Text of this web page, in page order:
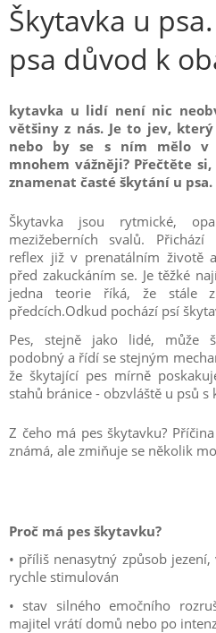
Škytavka u
psa důvod k
kytavka u lidí není nic
většiny z nás. Je to jev,
nebo by se s ním mělo v
mnohem vážněji? Přečtěte
znamenat časté škytání u psa.
Škytavka jsou rytmické,
mezižeberních svalů.
reflex již v prenatálním životě
před zakuckáním se. Je těžké
jedna teorie říká, že stále
předcích.Odkud pochází psí
Pes, stejně jako lidé, může
podobný a řídí se stejným
že škytající pes mírně
stahů bránice - obzvláště u psů s
Z čeho má pes škytavku?
známá, ale zmiňuje se několik
Proč má pes škytavku?
• příliš nenasytný způsob
rychle stimulován
• stav silného emočního
majitel vrátí domů nebo po